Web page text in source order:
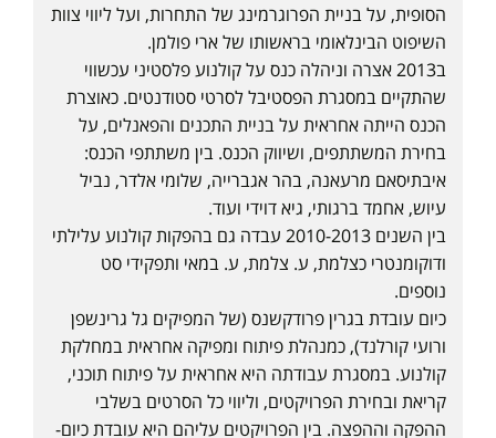
הסופית, על בניית הפרוגרמינג של התחרות, ועל ליווי צוות
השיפוט הבינלאומי בראשותו של ארי פולמן.
ב2013 אצרה וניהלה כנס על קולנוע פלסטיני עכשווי
שהתקיים במסגרת הפסטיבל לסרטי סטודנטים. כאוצרת
הכנס הייתה אחראית על בניית התכנים והפאנלים, על
בחירת המשתתפים, ושיווק הכנס. בין משתתפי הכנס:
איבתיסאם מרעאנה, בהר אגברייה, שלומי אלדר, נביל
עיוש, אחמד ברגותי, גיא דוידי ועוד.
בין השנים 2010-2013 עבדה גם בהפקות קולנוע עלילתי
ודוקומנטרי כצלמת, ע. צלמת, ע. במאי ותפקידי סט
נוספים.
כיום עובדת בגרין פרודקשנס (של המפיקים גל גרינשפן
ורועי קורלנד), כמנהלת פיתוח ומפיקה אחראית במחלקת
קולנוע. במסגרת עבודתה היא אחראית על פיתוח תוכני,
קריאת ובחירת הפרויקטים, וליווי כל הסרטים בשלבי
ההפקה וההפצה. בין הפרויקטים עליהם היא עובדת כיום-